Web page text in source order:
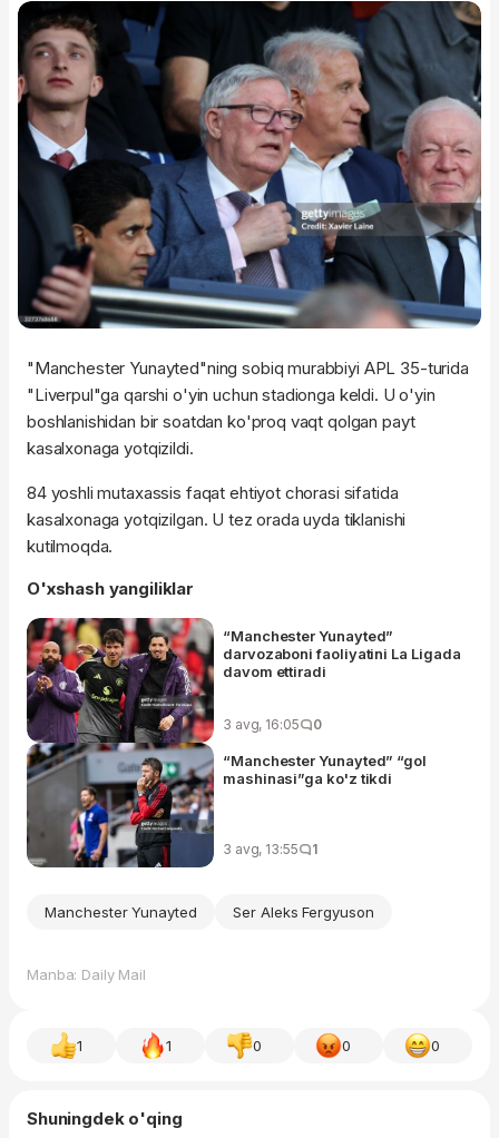
"Manchester Yunayted"ning sobiq murabbiyi APL 35-turida
"Liverpul"ga qarshi o'yin uchun stadionga keldi. U o'yin
boshlanishidan bir soatdan ko'proq vaqt qolgan payt
kasalxonaga yotqizildi.
84 yoshli mutaxassis faqat ehtiyot chorasi sifatida
kasalxonaga yotqizilgan. U tez orada uyda tiklanishi
kutilmoqda.
O'xshash yangiliklar
“Manchester Yunayted”
darvozaboni faoliyatini La Ligada
davom ettiradi
3 avg, 16:05 0
“Manchester Yunayted” “gol
mashinasi”ga ko'z tikdi
3 avg, 13:55 1
Manchester Yunayted Ser Aleks Fergyuson
Manba: Daily Mail
1 1 0 0 0
Shuningdek o'qing